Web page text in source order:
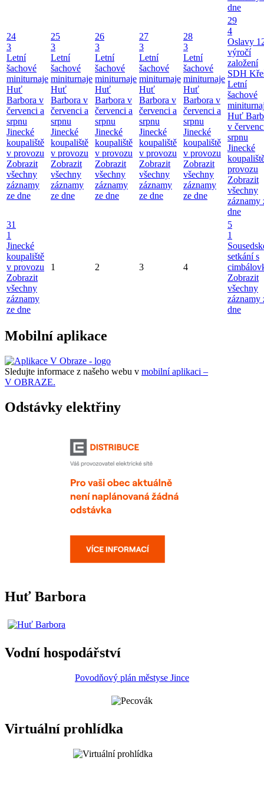
dne
24
3
Letní
šachové
miniturnaje
Huť
Barbora v
červenci a
srpnu
Jinecké
koupaliště
v provozu
Zobrazit
všechny
záznamy
ze dne
25
3
Letní
šachové
miniturnaje
Huť
Barbora v
červenci a
srpnu
Jinecké
koupaliště
v provozu
Zobrazit
všechny
záznamy
ze dne
26
3
Letní
šachové
miniturnaje
Huť
Barbora v
červenci a
srpnu
Jinecké
koupaliště
v provozu
Zobrazit
všechny
záznamy
ze dne
27
3
Letní
šachové
miniturnaje
Huť
Barbora v
červenci a
srpnu
Jinecké
koupaliště
v provozu
Zobrazit
všechny
záznamy
ze dne
28
3
Letní
šachové
miniturnaje
Huť
Barbora v
červenci a
srpnu
Jinecké
koupaliště
v provozu
Zobrazit
všechny
záznamy
ze dne
29
4
Oslavy
výročí
založení
SDH
Letní
šachové
Huť
v
srpnu
Jinecké
provozu
Zobrazit
všechny
záznamy
dne
31
1
Jinecké
koupaliště
v provozu
Zobrazit
všechny
záznamy
ze dne
1 2 3 4
5
1
setkání s
Zobrazit
všechny
záznamy
dne
Mobilní aplikace
Sledujte informace z našeho webu v mobilní aplikaci –
V OBRAZE.
Odstávky elektřiny
Huť Barbora
Vodní hospodářství
Povodňový plán městyse Jince
Virtuální prohlídka